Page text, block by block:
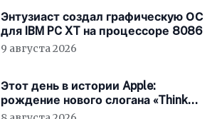
Энтузиаст создал графическую ОС
для IBM PC XT на процессоре 8086
9 августа 2026
Этот день в истории Apple:
рождение нового слогана «Think
Different»